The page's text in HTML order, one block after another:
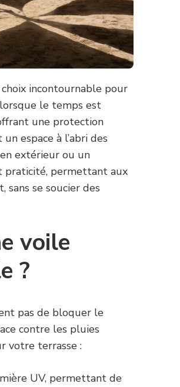
incontournable pour
le temps est
une protection
espace à l’abri des
extérieur ou un
praticité, permettant aux
se soucier des
voile
?
pas de bloquer le
contre les pluies
votre terrasse :
UV, permettant de